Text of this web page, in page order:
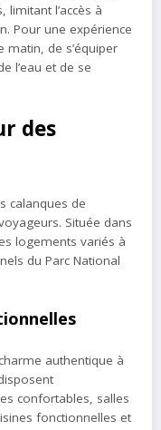
l’accès à
Pour une expérience
de s’équiper
l’eau et de se
des
calanques de
Située dans
logements variés à
du Parc National
authentique à
confortables, salles
fonctionnelles et